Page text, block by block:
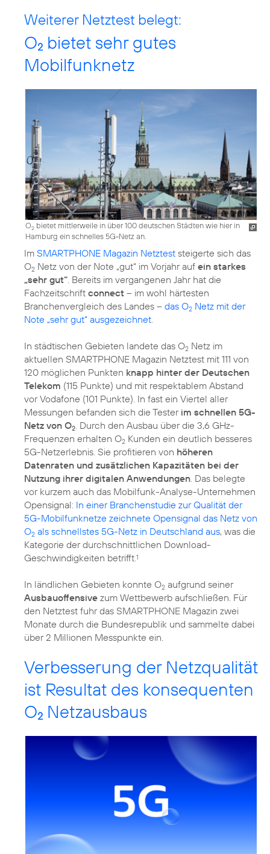
Weiterer Netztest belegt:
O2 bietet sehr gutes
Mobilfunknetz
O2 bietet mittlerweile in über 100 deutschen Städten wie hier in
Hamburg ein schnelles 5G-Netz an.
Im SMARTPHONE Magazin Netztest steigerte sich das
O2 Netz von der Note „gut“ im Vorjahr auf ein starkes
„sehr gut“ . Bereits im vergangenen Jahr hat die
Fachzeitschrift connect – im wohl härtesten
Branchenvergleich des Landes – das O2 Netz mit der
Note „sehr gut“ ausgezeichnet
In städtischen Gebieten landete das O2 Netz im
aktuellen SMARTPHONE Magazin Netztest mit 111 von
120 möglichen Punkten knapp hinter der Deutschen
Telekom (115 Punkte) und mit respektablem Abstand
vor Vodafone (101 Punkte). In fast ein Viertel aller
Messungen befanden sich die Tester im schnellen 5G-
Netz von O2 . Durch den Ausbau über die 3,6 GHz-
Frequenzen erhalten O2 Kunden ein deutlich besseres
5G-Netzerlebnis. Sie profitieren von höheren
Datenraten und zusätzlichen Kapazitäten bei der
Nutzung ihrer digitalen Anwendungen . Das belegte
vor kurzem auch das Mobilfunk-Analyse-Unternehmen
Opensignal: In einer Branchenstudie zur Qualität der
5G-Mobilfunknetze zeichnete Opensignal das Netz von
O2 als schnellstes 5G-Netz in Deutschland aus, was die
Kategorie der durchschnittlichen Download-
Geschwindigkeiten betrifft. 1
In ländlichen Gebieten konnte O2 aufgrund seiner
Ausbauoffensive zum Wettbewerb aufschließen. Für
den Netztest fuhr das SMARTPHONE Magazin zwei
Monate durch die Bundesrepublik und sammelte dabei
über 2 Millionen Messpunkte ein.
Verbesserung der Netzqualität
ist Resultat des konsequenten
O2 Netzausbaus